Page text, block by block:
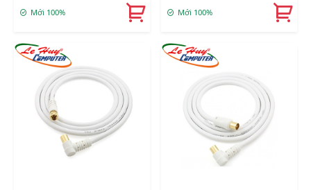
Mới 100% Mới 100%